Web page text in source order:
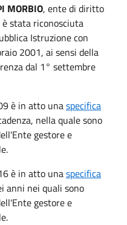
MORBIO, ente di diritto
stata riconosciuta
Istruzione con
2001, ai sensi della
dal 1° settembre
è in atto unaspecifica
nella quale sono
gestore e
è in atto unaspecifica
anni nei quali sono
gestore e